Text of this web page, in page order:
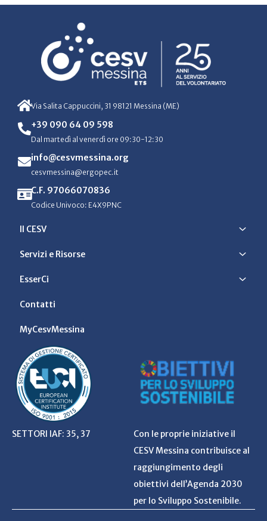
Via Salita Cappuccini, 31 98121 Messina (ME)
+39 090 64 09 598
Dal martedì al venerdì ore 09:30-12:30
info@cesvmessina.org
cesvmessina@ergopec.it
C.F. 97066070836
Codice Univoco: E4X9PNC
Il CESV
Servizi e Risorse
EsserCi
Contatti
MyCesvMessina
SETTORI IAF: 35, 37
Con le proprie iniziative il
CESV Messina contribuisce al
raggiungimento degli
obiettivi dell’Agenda 2030
per lo Sviluppo Sostenibile.